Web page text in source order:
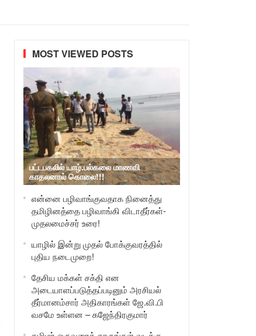
MOST VIEWED POSTS
பட்டபகலில் யாழ்.பல்கலை மாணவி
காதலனால் கொலை!!!
என்னை பழிவாங்குவதாக நினைத்து
தமிழினத்தை பழிவாங்கி விடாதீர்கள்-
முதலமைச்சர் உரை!
யாழில் இன்று முதல் போக்குவரத்தில்
புதிய நடைமுறை!
தேசிய மக்கள் சக்தி என
அடையாளப்படுத்தப்படினும் அரசியல்
தீர்மானம்சார் அதிகாரங்கள் ஜே.வி.பி
வசமே உள்ளன – கஜேந்திரகுமார்